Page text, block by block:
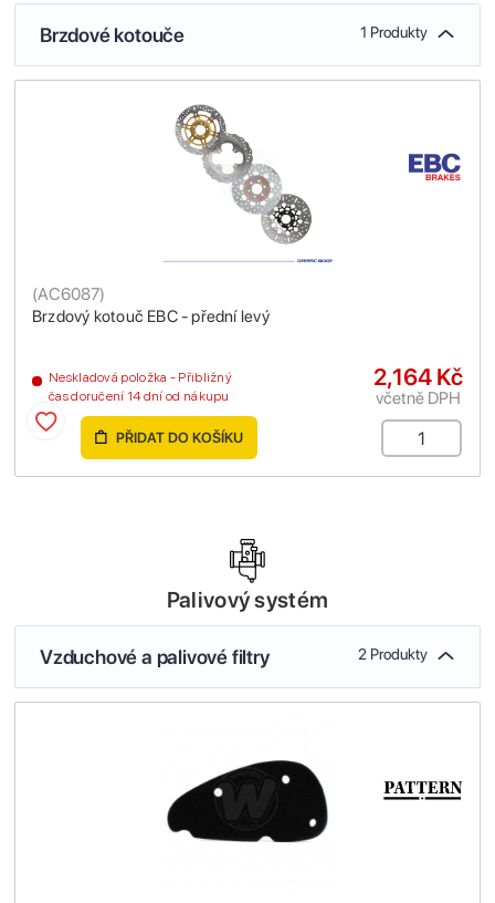
Brzdové kotouče 1 Produkty
Brzdový kotouč EBC - přední levý
(AC6087)
Neskladová položka - Přibližný
čas doručení 14 dní od nákupu
2,164 Kč
včetně DPH
PŘIDAT DO KOŠÍKU
Palivový systém
Vzduchové a palivové filtry 2 Produkty